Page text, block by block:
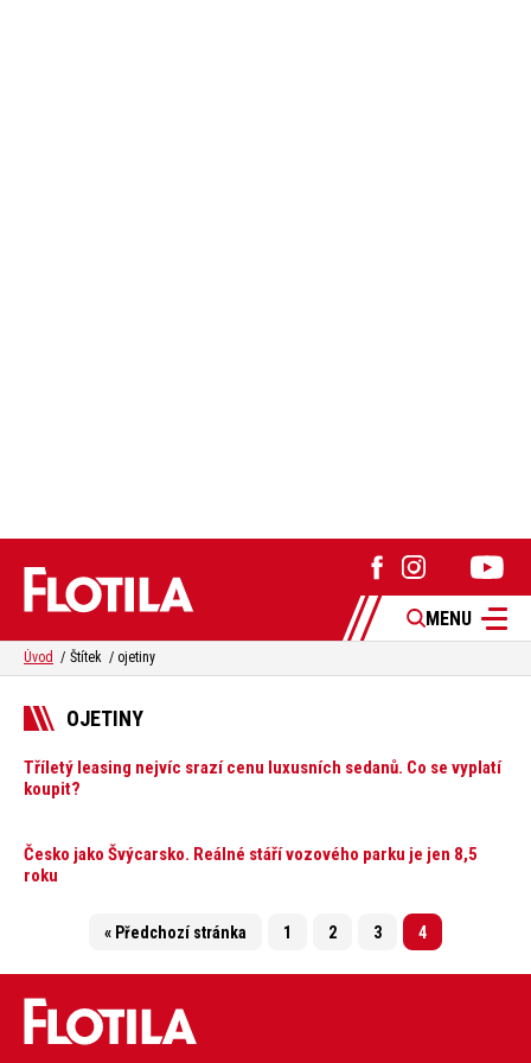
MENU
Úvod Štítek ojetiny
OJETINY
Tříletý leasing nejvíc srazí cenu luxusních sedanů. Co se vyplatí
koupit?
Česko jako Švýcarsko. Reálné stáří vozového parku je jen 8,5
roku
« Předchozí stránka 1 2 3 4